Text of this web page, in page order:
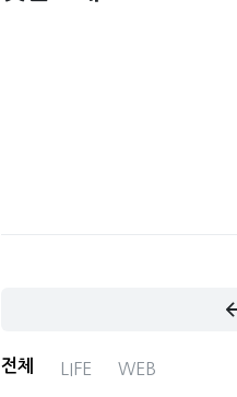
전체 LIFE WEB